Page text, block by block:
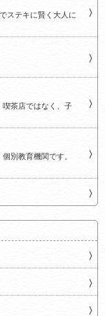
ステキに賢く大人に
喫茶店ではなく、子
別教育機関です。